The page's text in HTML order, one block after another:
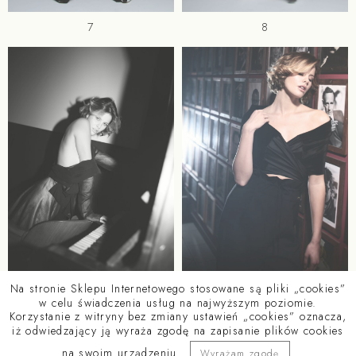
7 8
9 10
Na stronie Sklepu Internetowego stosowane są pliki „cookies”
w celu świadczenia usług na najwyższym poziomie.
Korzystanie z witryny bez zmiany ustawień „cookies” oznacza,
iż odwiedzający ją wyraża zgodę na zapisanie plików cookies